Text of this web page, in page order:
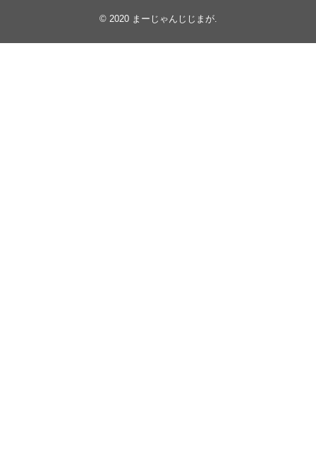
© 2020 まーじゃんじじまが.